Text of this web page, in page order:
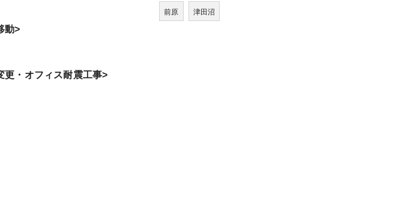
動>
・オフィス耐震工事>
前原 津田沼